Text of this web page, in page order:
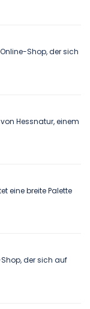
Shop, der sich
Hessnatur, einem
eine breite Palette
der sich auf